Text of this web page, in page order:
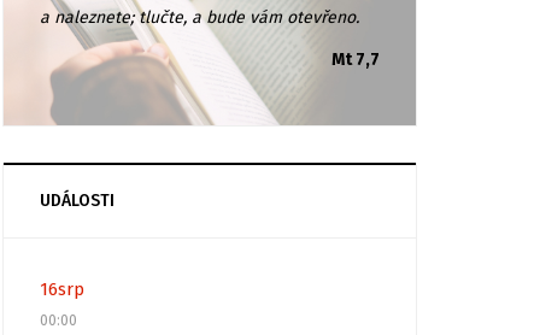
a naleznete; tlučte, a bude vám otevřeno.
Mt 7,7
UDÁLOSTI
16srp
00:00